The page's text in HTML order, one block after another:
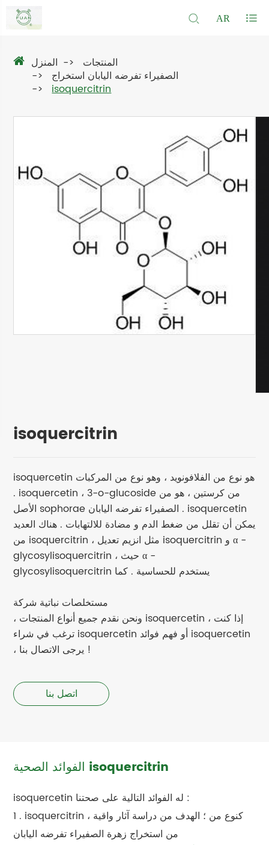
AR
المنزل
المنتجات
الصفيراء تفرضه اليابان استخراج
isoquercitrin
isoquercitrin
isoquercetin هو نوع من الفلافونويد ، وهو نوع من المركبات
. isoquercetin ، 3-o-glucoside من كرستين ، هو من
الأصل sophorae الصفيراء تفرضه اليابان . isoquercetin
يمكن أن تقلل من ضغط الدم و مضادة للالتهابات . هناك العديد
من isoquercitrin ، مثل انزيم تعديل isoquercitrin و α -
glycosylisoquercitrin ، حيث α -
glycosylisoquercitrin يستخدم للحساسية . كما
مستخلصات نباتية شركة
، ونحن نقدم جميع أنواع المنتجات isoquercetin ، إذا كنت
ترغب في شراء isoquercetin أو فهم فوائد isoquercetin
، يرجى الاتصال بنا !
اتصل بنا
الفوائد الصحية isoquercitrin
isoquercetin له الفوائد التالية على صحتنا :
1 . isoquercitrin ، كنوع من ؛ الهدف من دراسة آثار واقية
من استخراج زهرة الصفيراء تفرضه اليابان